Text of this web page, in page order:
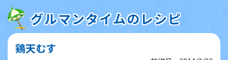
グルマンタイムのレシピ
鶏天むす